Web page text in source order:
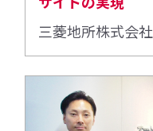
三菱地所株式会社